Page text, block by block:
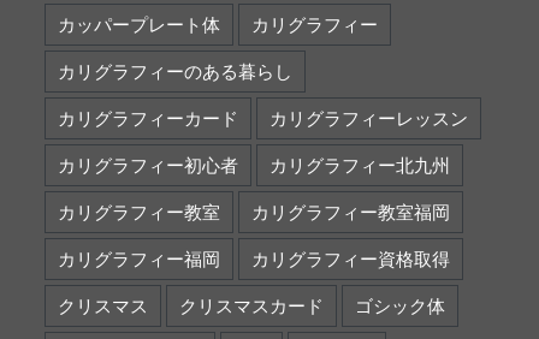
カッパープレート体 カリグラフィー
カリグラフィーのある暮らし
カリグラフィーカード カリグラフィーレッスン
カリグラフィー初心者 カリグラフィー北九州
カリグラフィー教室 カリグラフィー教室福岡
カリグラフィー福岡 カリグラフィー資格取得
クリスマス クリスマスカード ゴシック体